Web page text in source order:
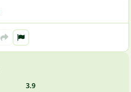
3.9